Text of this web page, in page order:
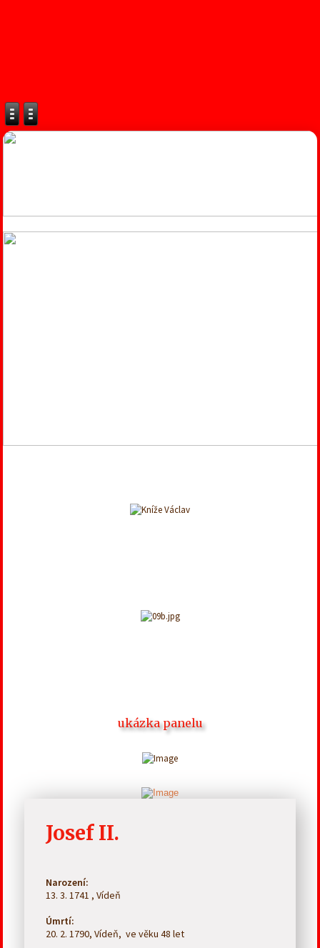
ukázka panelu
Josef II.
Narození:
13. 3. 1741 , Vídeň
Úmrtí:
20. 2. 1790, Vídeň, ve věku 48 let